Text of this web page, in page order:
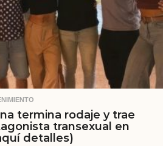
termina rodaje y trae
transexual en
detalles)